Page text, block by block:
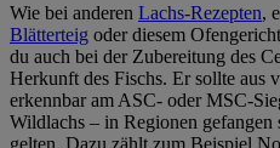
Wie bei anderen Lachs-Rezepten,
Blätterteig oder diesem
du auch bei der Zubereitung des
Herkunft des Fischs. Er sollte aus
erkennbar am ASC- oder MSC-
Wildlachs – in Regionen gefangen
gelten. Dazu zählt zum Beispiel